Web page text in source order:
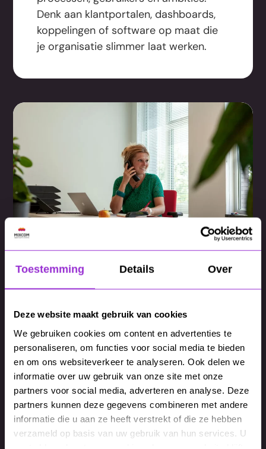
Toestemming Details Over
Deze website maakt gebruik van cookies
We gebruiken cookies om content en advertenties te
personaliseren, om functies voor social media te bieden
en om ons websiteverkeer te analyseren. Ook delen we
informatie over uw gebruik van onze site met onze
partners voor social media, adverteren en analyse. Deze
partners kunnen deze gegevens combineren met andere
informatie die u aan ze heeft verstrekt of die ze hebben
verzameld op basis van uw gebruik van hun services. U
Denk aan klantportalen, dashboards,
koppelingen of software op maat die
je organisatie slimmer laat werken.
Support &
Onderhoud
Een goede digitale oplossing vraagt
om aandacht, ook na livegang. Met
support en onderhoud zorgen we dat
je website, platform of
maatwerkoplossing veilig, stabiel en
up-to-date blijft. Zo kun jij vooruit
blijven kijken, terwijl wij zorgen dat de